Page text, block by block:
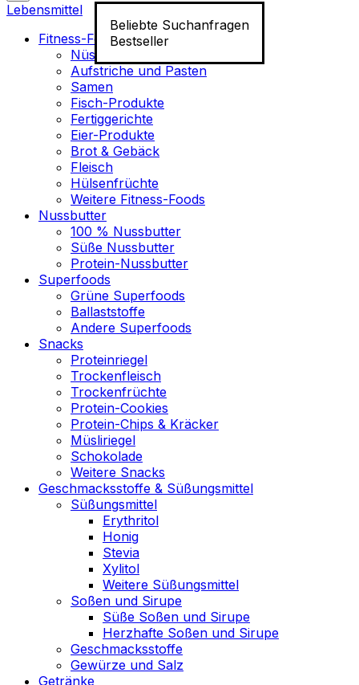
Beliebte Suchanfragen
Bestseller
Lebensmittel
Fitness-Food
Nüsse
Aufstriche und Pasten
Samen
Fisch-Produkte
Fertiggerichte
Eier-Produkte
Brot & Gebäck
Fleisch
Hülsenfrüchte
Weitere Fitness-Foods
Nussbutter
100 % Nussbutter
Süße Nussbutter
Protein-Nussbutter
Superfoods
Grüne Superfoods
Ballaststoffe
Andere Superfoods
Snacks
Proteinriegel
Trockenfleisch
Trockenfrüchte
Protein-Cookies
Protein-Chips & Kräcker
Müsliriegel
Schokolade
Weitere Snacks
Geschmacksstoffe & Süßungsmittel
Süßungsmittel
Erythritol
Honig
Stevia
Xylitol
Weitere Süßungsmittel
Soßen und Sirupe
Süße Soßen und Sirupe
Herzhafte Soßen und Sirupe
Geschmacksstoffe
Gewürze und Salz
Getränke